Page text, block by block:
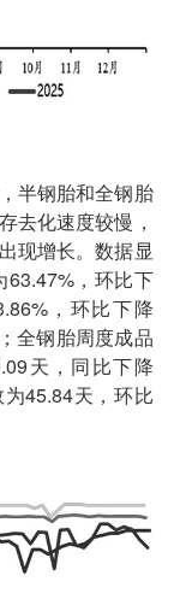
半钢胎和全钢胎
去化速度较慢，
现增长。数据显
，环比下
，环比下降
全钢胎周度成品
天，同比下降
45.84天，环比